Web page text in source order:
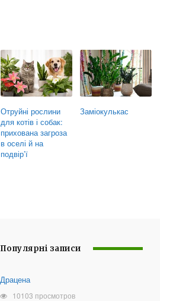
Отруйні рослини
для котів і собак:
прихована загроза
в оселі й на
подвір’ї
Заміокулькас
Популярні записи
Драцена
10103 просмотров